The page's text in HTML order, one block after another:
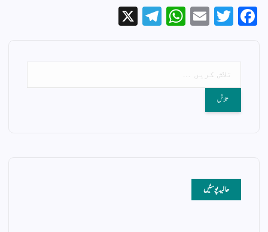
Fa
ce
ok
T
wi
r
E
m
W
ha
Te
le
حالیہ پوسٹیں